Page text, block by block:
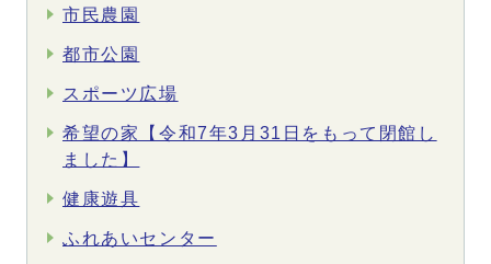
市民農園
都市公園
スポーツ広場
希望の家【令和7年3月31日をもって閉館し
ました】
健康遊具
ふれあいセンター